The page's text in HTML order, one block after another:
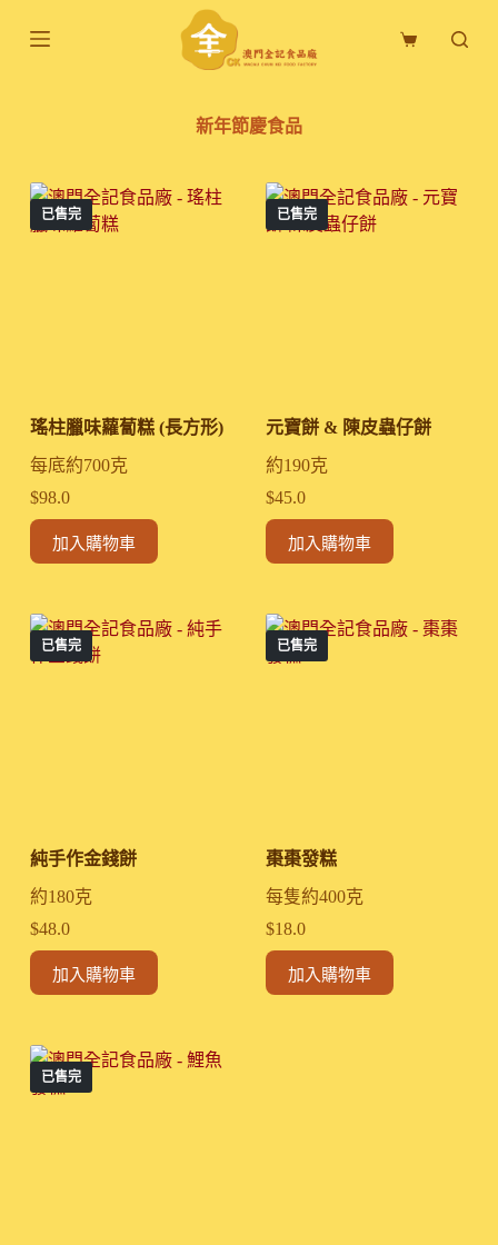
至
購
新年節慶食品
已售完
瑤柱臘味蘿蔔糕 (長方形)
每底約700克
$98.0
加入購物車
已售完
元寶餅 & 陳皮蟲仔餅
約190克
$45.0
加入購物車
已售完
純手作金錢餅
約180克
$48.0
加入購物車
已售完
棗棗發糕
每隻約400克
$18.0
加入購物車
已售完